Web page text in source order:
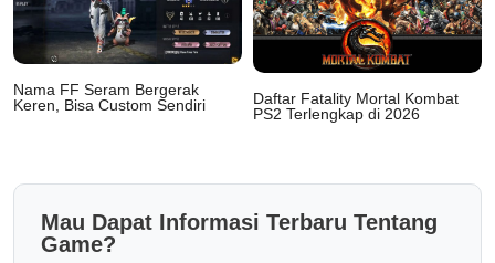
Nama FF Seram Bergerak
Keren, Bisa Custom Sendiri
Daftar Fatality Mortal Kombat
PS2 Terlengkap di 2026
Mau Dapat Informasi Terbaru Tentang
Game?